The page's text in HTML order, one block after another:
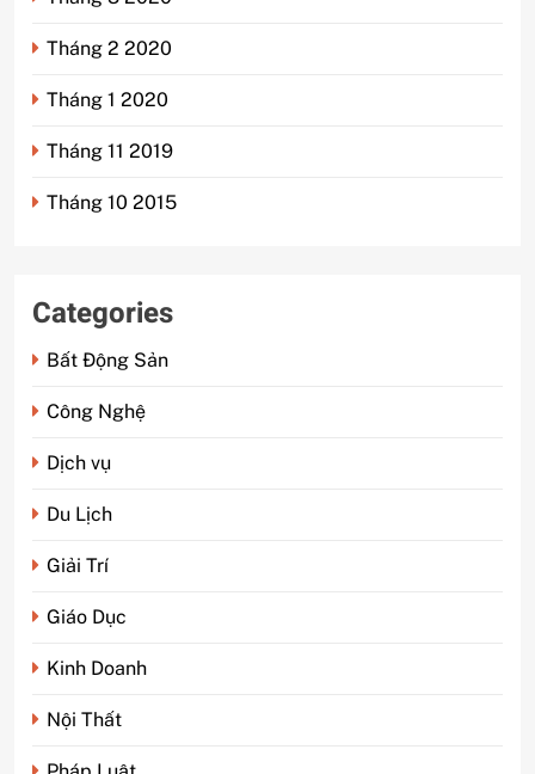
Tháng 2 2020
Tháng 1 2020
Tháng 11 2019
Tháng 10 2015
Categories
Bất Động Sản
Công Nghệ
Dịch vụ
Du Lịch
Giải Trí
Giáo Dục
Kinh Doanh
Nội Thất